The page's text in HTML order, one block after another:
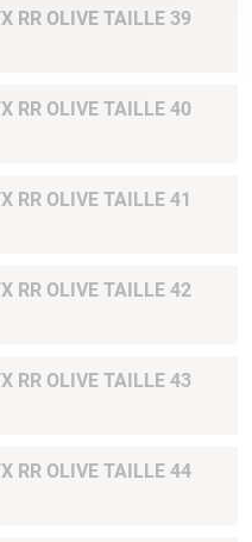
RR OLIVE TAILLE 39
RR OLIVE TAILLE 40
RR OLIVE TAILLE 41
RR OLIVE TAILLE 42
RR OLIVE TAILLE 43
RR OLIVE TAILLE 44